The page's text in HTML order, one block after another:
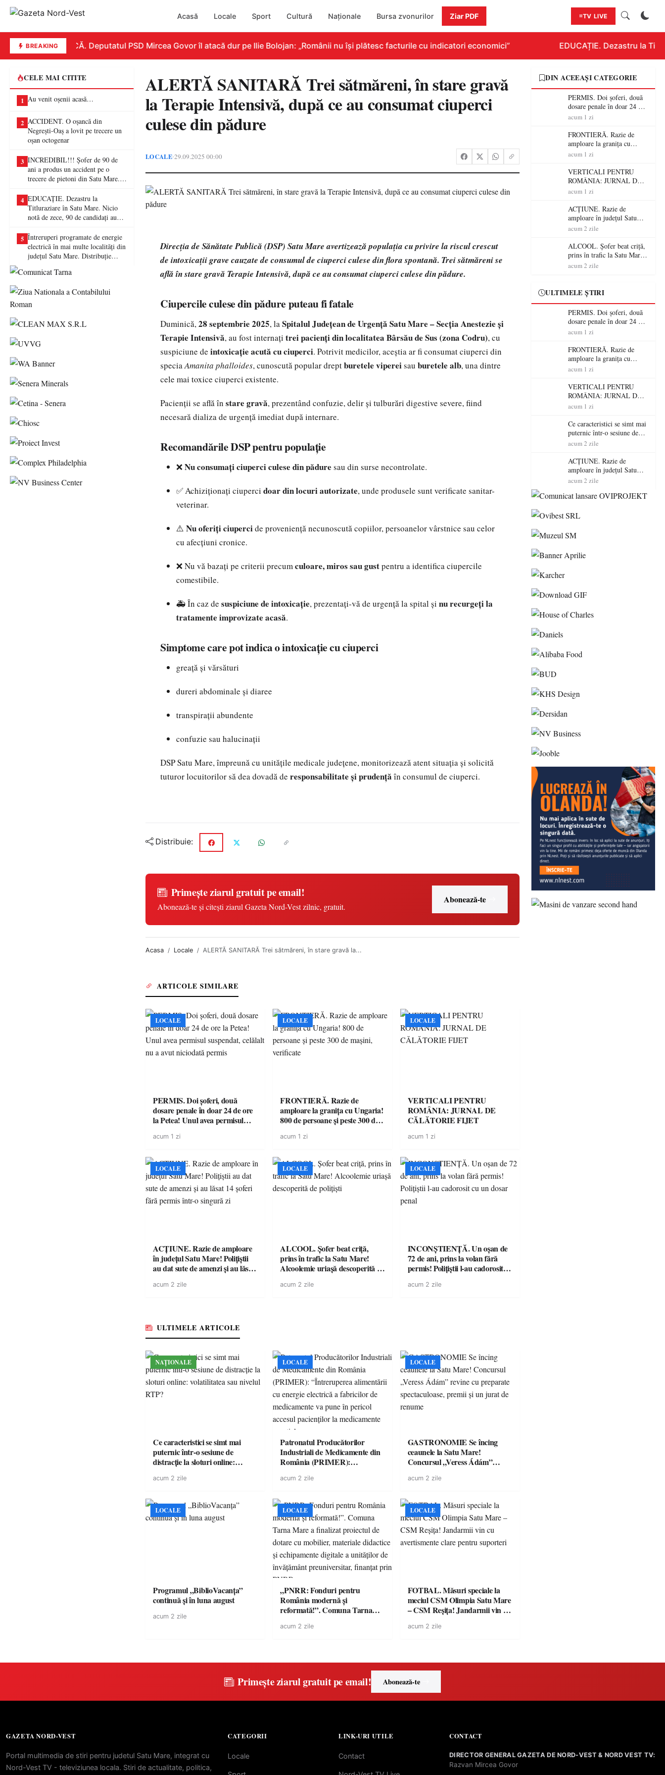
Acasă Locale Sport Cultură Naționale Bursa zvonurilor Ziar PDF TV LIVE
BREAKINGREPLICĂ. Deputatul PSD Mircea Govor îl atacă dur pe Ilie Bolojan: „Românii nu își plătesc facturile cu indicatori economici” EDUCAȚIE. Dezastru la
CELE MAI CITITE
1 Au venit oșenii acasă…
2 ACCIDENT. O oșancă din
Negrești-Oaș a lovit pe trecere un
oșan octogenar
3 INCREDIBIL!!! Șofer de 90 de
ani a produs un accident pe o
trecere de pietoni din Satu Mare. O
4 EDUCAȚIE. Dezastru la
Titluraziare în Satu Mare. Nicio
notă de zece, 90 de candidați au
5 Întreruperi programate de energie
electrică în mai multe localități din
județul Satu Mare. Distribuție
lucrări la rețea
ALERTĂ SANITARĂ Trei sătmăreni, în stare gravă
la Terapie Intensivă, după ce au consumat ciuperci
culese din pădure
LOCALE•29.09.2025 00:00
Direcția de Sănătate Publică (DSP) Satu Mare avertizează populația cu privire la riscul crescut
de intoxicații grave cauzate de consumul de ciuperci culese din flora spontană. Trei sătmăreni se
află în stare gravă Terapie Intensivă, după ce au consumat ciuperci culese din pădure.
Ciupercile culese din pădure puteau fi fatale
Duminică,28 septembrie 2025, laSpitalul Județean de Urgență Satu Mare – Secția Anestezie și
Terapie Intensivă, au fost internați trei pacienți din localitatea Bârsău de Sus (zona Codru), cu
suspiciune de intoxicație acută cu ciuperci. Potrivit medicilor, aceștia ar fi consumat ciuperci din
speciaAmanita phalloides, cunoscută popular dreptburetele vipereisau buretele alb, una dintre
cele mai toxice ciuperci existente.
Pacienții se află în stare gravă, prezentând confuzie, delir și tulburări digestive severe, fiind
necesară dializa de urgență imediat după internare.
Recomandările DSP pentru populație
❌Nu consumați ciuperci culese din pădure sau din surse necontrolate.
✅ Achiziționați ciuperci doar din locuri autorizate, unde produsele sunt verificate sanitar-
veterinar.
⚠️ Nu oferiți ciupercide proveniență necunoscută copiilor, persoanelor vârstnice sau celor
cu afecțiuni cronice.
❌ Nu vă bazați pe criterii precumculoare, miros sau gustpentru a identifica ciupercile
comestibile.
🚑 În caz de suspiciune de intoxicație, prezentați-vă de urgență la spital și nu recurgeți la
tratamente improvizate acasă.
Simptome care pot indica o intoxicație cu ciuperci
greață și vărsături
dureri abdominale și diaree
transpirații abundente
confuzie sau halucinații
DSP Satu Mare, împreună cu unitățile medicale județene, monitorizează atent situația și solicită
tuturor locuitorilor să dea dovadă de responsabilitate și prudență în consumul de ciuperci.
Distribuie:
Primește ziarul gratuit pe email!
Abonează-te și citești ziarul Gazeta Nord-Vest zilnic, gratuit.
Abonează-te
Acasa Locale ALERTĂ SANITARĂ Trei sătmăreni, în stare gravă la...
ARTICOLE SIMILARE
LOCALE
PERMIS. Doi șoferi, două
dosare penale în doar 24 de ore
la Petea! Unul avea permisul
niciodată permis
acum 1 zi
LOCALE
FRONTIERĂ. Razie de
amploare la granița cu Ungaria!
800 de persoane și peste 300 de
acum 1 zi
LOCALE
VERTICALI PENTRU
ROMÂNIA: JURNAL DE
CĂLĂTORIE FIJET
acum 1 zi
LOCALE
ACȚIUNE. Razie de amploare
în județul Satu Mare! Polițiștii
au dat sute de amenzi și au lăsat
singură zi
acum 2 zile
LOCALE
ALCOOL. Șofer beat criță,
prins în trafic la Satu Mare!
Alcoolemie uriașă descoperită de
acum 2 zile
LOCALE
INCONȘTIENȚĂ. Un oșan de
72 de ani, prins la volan fără
permis! Polițiștii l-au cadorosit
acum 2 zile
ULTIMELE ARTICOLE
NAȚIONALE
Ce caracteristici se simt mai
puternic într-o sesiune de
distracție la sloturi online:
acum 2 zile
LOCALE
Patronatul Producătorilor
Industriali de Medicamente din
România (PRIMER):
energie electrică a fabricilor de
accesul pacienților la
medicamente esențiale
acum 2 zile
LOCALE
GASTRONOMIE Se încing
ceaunele la Satu Mare!
Concursul „Veress Ádám”
spectaculoase, premii și un jurat
acum 2 zile
LOCALE
Programul „BiblioVacanța”
continuă și în luna august
acum 2 zile
LOCALE
„PNRR: Fonduri pentru
România modernă și
reformată!”. Comuna Tarna
dotare cu mobilier, materiale
acum 2 zile
LOCALE
FOTBAL. Măsuri speciale la
meciul CSM Olimpia Satu Mare
– CSM Reșița! Jandarmii vin cu
suporteri
acum 2 zile
DIN ACEEAȘI CATEGORIE
PERMIS. Doi șoferi, două
dosare penale în doar 24 de
ore la Petea! Unul avea
nu a avut niciodată permis
acum 1 zi
FRONTIERĂ. Razie de
amploare la granița cu
Ungaria! 800 de persoane și
verificate
acum 1 zi
VERTICALI PENTRU
ROMÂNIA: JURNAL DE
CĂLĂTORIE FIJET
acum 1 zi
ACȚIUNE. Razie de
amploare în județul Satu
Mare! Polițiștii au dat sute
șoferi fără permis într-o
singură zi
acum 2 zile
ALCOOL. Șofer beat criță,
prins în trafic la Satu Mare!
Alcoolemie uriașă
acum 2 zile
ULTIMELE ȘTIRI
PERMIS. Doi șoferi, două
dosare penale în doar 24 de
ore la Petea! Unul avea
nu a avut niciodată permis
acum 1 zi
FRONTIERĂ. Razie de
amploare la granița cu
Ungaria! 800 de persoane și
verificate
acum 1 zi
VERTICALI PENTRU
ROMÂNIA: JURNAL DE
CĂLĂTORIE FIJET
acum 1 zi
Ce caracteristici se simt mai
puternic într-o sesiune de
distracție la sloturi online:
RTP?
acum 2 zile
ACȚIUNE. Razie de
amploare în județul Satu
Mare! Polițiștii au dat sute
șoferi fără permis într-o
acum 2 zile
Primește ziarul gratuit pe email! Abonează-te
GAZETA NORD-VEST
Portal multimedia de stiri pentru judetul Satu Mare, integrat cu
Nord-Vest TV - televiziunea locala. Stiri de actualitate, politica,
CATEGORII
Locale
LINK-URI UTILE
Contact
CONTACT
DIRECTOR GENERAL GAZETA DE NORD-VEST & NORD VEST TV:
Razvan Mircea Govor